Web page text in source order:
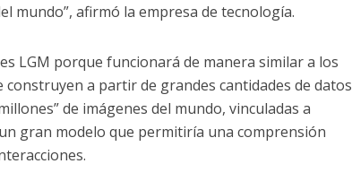
mundo”, afirmó la empresa de tecnología.
LGM porque funcionará de manera similar a los
a partir de grandes cantidades de datos
de imágenes del mundo, vinculadas a
gran modelo que permitiría una comprensión